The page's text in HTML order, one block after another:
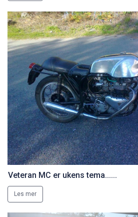
Veteran MC er ukens tema......
Les mer